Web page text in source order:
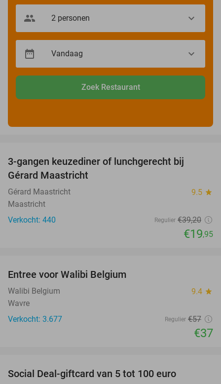
Zoek Restaurant
3-gangen keuzediner of lunchgerecht bij
Gérard Maastricht
Gérard Maastricht 9.5 star
Maastricht
Verkocht: 440
Regulier €39,20
€19,95
Entree voor Walibi Belgium
Walibi Belgium 9.4 star
Wavre
Verkocht: 3.677
Regulier €57
€37
Social Deal-giftcard van 5 tot 100 euro